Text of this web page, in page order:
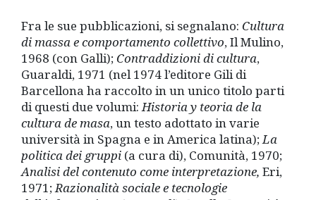
Fra le sue pubblicazioni, si segnalano: Cultura
di massa e comportamento collettivo, Il Mulino,
1968 (con Galli); Contraddizioni di cultura,
Guaraldi, 1971 (nel 1974 l’editore Gili di
Barcellona ha raccolto in un unico titolo parti
di questi due volumi:Historia y teoria de la
cultura de masa, un testo adottato in varie
università in Spagna e in America latina);La
politica dei gruppi (a cura di), Comunità, 1970;
Analisi del contenuto come interpretazione, Eri,
1971;Razionalità sociale e tecnologie